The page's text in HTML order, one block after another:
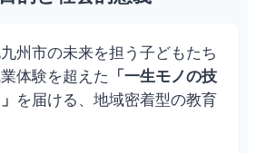
州市の未来を担う子どもたち
体験を超えた
「一生モノの技
を届ける、地域密着型の教育